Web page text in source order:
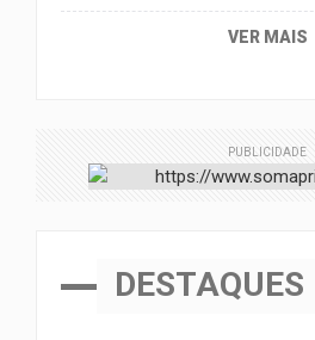
VER MAIS
PUBLICIDADE
DESTAQUES